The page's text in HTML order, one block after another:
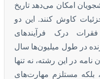
امکان می‌دهد تاریخ
کاوش کنند. این دو
درک فرآیندهای
در طول میلیون‌ها سال
در این رشته، نه تنها
بلکه مستلزم مهارت‌های